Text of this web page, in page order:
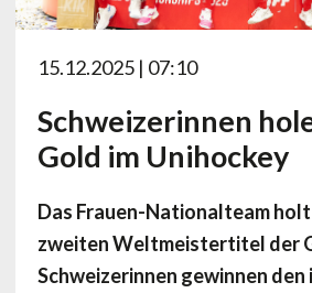
15.12.2025 | 07:10
Schweizerinnen
Gold im Unihockey
Das Frauen-Nationalteam holt
zweiten Weltmeistertitel der
Schweizerinnen gewinnen